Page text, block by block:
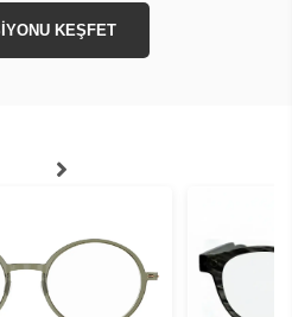
KEŞFET